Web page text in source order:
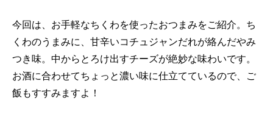
今回は、お手軽なちくわを使ったおつまみをご紹介。ち
くわのうまみに、甘辛いコチュジャンだれが絡んだやみ
つき味。中からとろけ出すチーズが絶妙な味わいです。
お酒に合わせてちょっと濃い味に仕立てているので、ご
飯もすすみますよ！